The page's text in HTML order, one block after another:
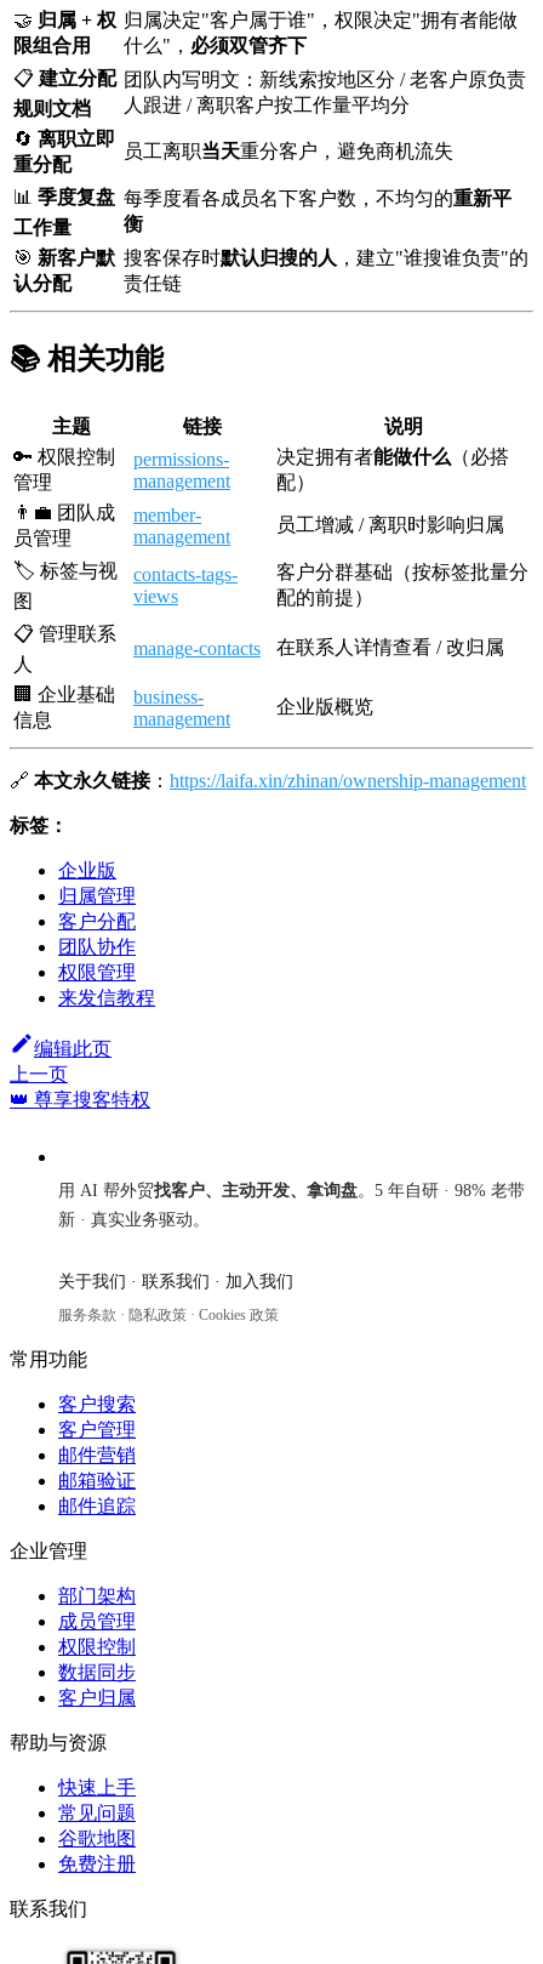
🤝 归属 + 权
限组合用
归属决定"客户属于谁"，权限决定"拥有者能做
什么"， 必须双管齐下
📋 建立分配
规则文档
团队内写明文：新线索按地区分 / 老客户原负责
人跟进 / 离职客户按工作量平均分
🔄 离职立即
重分配
员工离职当天重分客户，避免商机流失
📊 季度复盘
工作量
每季度看各成员名下客户数，不均匀的重新平
衡
🎯 新客户默
认分配
搜客保存时默认归搜的人 ，建立"谁搜谁负责"的
责任链
📚 相关功能
主题 链接
说明
🔑 权限控制
管理
permissions-
management
决定拥有者能做什么 （必搭
配）
👨‍💼 团队成
员管理
member-
management
员工增减 / 离职时影响归属
🏷️ 标签与视
图
contacts-tags-
views
客户分群基础（按标签批量分
配的前提）
📋 管理联系
人
manage-contacts 在联系人详情查看 / 改归属
🏢 企业基础
信息
business-
management
企业版概览
🔗 本文永久链接： https://laifa.xin/zhinan/ownership-management
标签：
企业版
归属管理
客户分配
团队协作
权限管理
来发信教程
编辑此页
上一页
👑 尊享搜客特权
用 AI 帮外贸找客户、主动开发、拿询盘。5 年自研 · 98% 老带
新 · 真实业务驱动。
关于我们 · 联系我们 · 加入我们
服务条款 · 隐私政策 · Cookies 政策
常用功能
客户搜索
客户管理
邮件营销
邮箱验证
邮件追踪
企业管理
部门架构
成员管理
权限控制
数据同步
客户归属
帮助与资源
快速上手
常见问题
谷歌地图
免费注册
联系我们